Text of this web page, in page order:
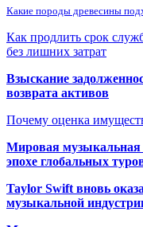
Какие породы древесины
Как продлить срок
без лишних затрат
Взыскание
возврата активов
Почему оценка
Мировая музыкальная
эпохе глобальных
Taylor Swift вновь
музыкальной